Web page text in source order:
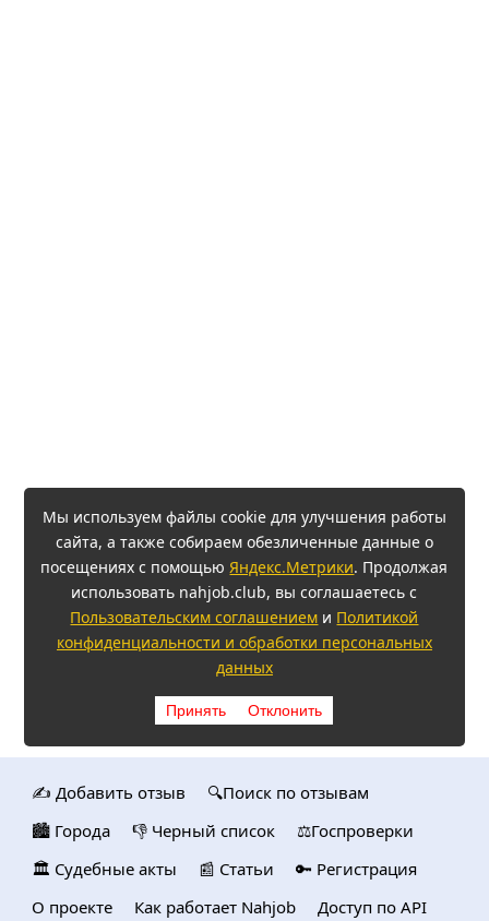
Мы используем файлы cookie для улучшения работы
сайта, а также собираем обезличенные данные о
посещениях с помощью Яндекс.Метрики. Продолжая
использовать nahjob.club, вы соглашаетесь с
Пользовательским соглашением и Политикой
конфиденциальности и обработки персональных
данных
Принять Отклонить
✍️ Добавить отзыв
🔍Поиск по отзывам
🏙️ Городa
👎 Черный список
⚖️Госпроверки
🏛️ Судебные акты
📰 Статьи
🔑 Регистрация
О проекте
Как работает Nahjob Доступ по API